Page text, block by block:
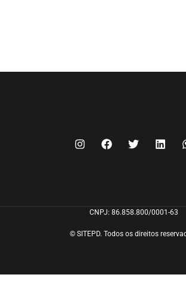
CNPJ: 86.858.800/0001-63
© SITEPD. Todos os direitos